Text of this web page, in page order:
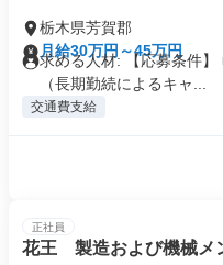
栃木県芳賀郡
月給30万円～45万円
求める人材: 【応募条件
（長期勤続によるキャ...
交通費支給
正社員
花王 製造および機械メ